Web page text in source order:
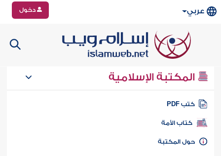
عربي دخول
المكتبة الإسلامية
كتب PDF
كتاب الأمة